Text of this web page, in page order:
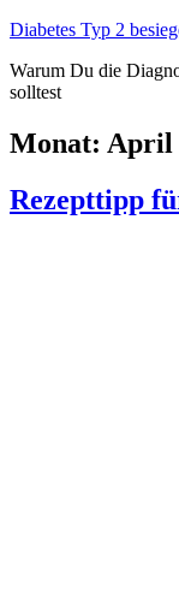
Zum
springen
Diabetes Typ 2
Warum Du die
solltest
Monat: April
Rezepttipp